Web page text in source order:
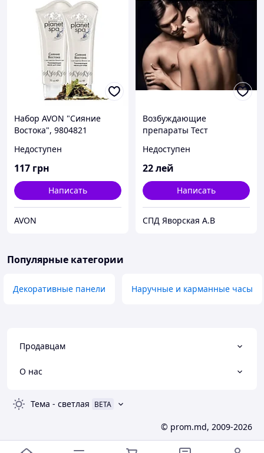
Набор AVON "Сияние
Востока", 9804821
Недоступен
117 грн
Написать
AVON
Возбуждающие
препараты Тест
Недоступен
22лей
Написать
СПД Яворская А.В
Популярные категории
Декоративные панели Наручные и карманные часы
Продавцам
О нас
Тема - светлая BETA
© prom.md, 2009-2026